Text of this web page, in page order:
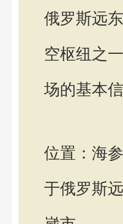
俄罗斯远
空枢纽之
场的基本信
位置：海
于俄罗斯